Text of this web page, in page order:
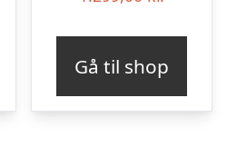
Gå til shop